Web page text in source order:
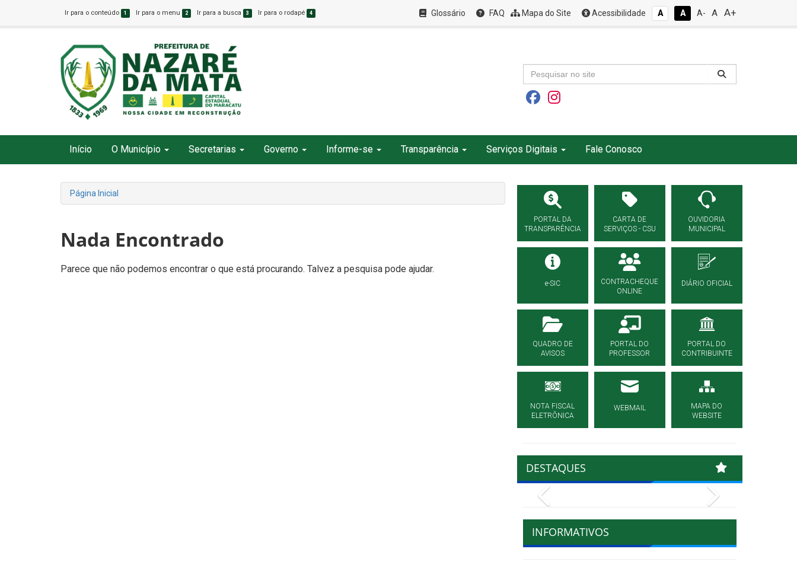
Ir para o conteúdo 1 Ir para o menu 2 Ir para a busca 3 Ir para o rodapé 4 Glossário FAQ Mapa do Site Acessibilidade A A A- A A+
Início O Município Secretarias Governo Informe-se Transparência Serviços Digitais Fale Conosco
Página Inicial
Nada Encontrado
Parece que não podemos encontrar o que está procurando. Talvez a pesquisa pode ajudar.
PORTAL DA
TRANSPARÊNCIA
CARTA DE
SERVIÇOS - CSU
OUVIDORIA
MUNICIPAL
e-SIC
CONTRACHEQUE
ONLINE
DIÁRIO OFICIAL
QUADRO DE
AVISOS
PORTAL DO
PROFESSOR
PORTAL DO
CONTRIBUINTE
NOTA FISCAL
ELETRÔNICA
WEBMAIL
MAPA DO
WEBSITE
DESTAQUES
INFORMATIVOS